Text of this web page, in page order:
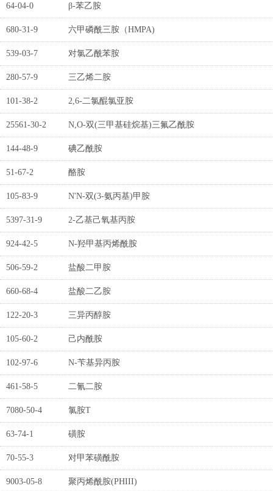
64-04-0 β-苯乙胺
680-31-9 六甲磷酰三胺（HMPA)
539-03-7 对氯乙酰苯胺
280-57-9 三乙烯二胺
101-38-2 2,6-二氯醌氯亚胺
25561-30-2 N,O-双(三甲基硅烷基)三氟乙酰胺
144-48-9 碘乙酰胺
51-67-2 酪胺
105-83-9 N'N-双(3-氨丙基)甲胺
5397-31-9 2-乙基己氧基丙胺
924-42-5 N-羟甲基丙烯酰胺
506-59-2 盐酸二甲胺
660-68-4 盐酸二乙胺
122-20-3 三异丙醇胺
105-60-2 己内酰胺
102-97-6 N-苄基异丙胺
461-58-5 二氰二胺
7080-50-4 氯胺T
63-74-1 磺胺
70-55-3 对甲苯磺酰胺
9003-05-8 聚丙烯酰胺(PHIII)